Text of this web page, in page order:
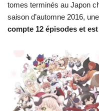
tomes terminés au Japon
saison d’automne 2016,
compte 12 épisodes et